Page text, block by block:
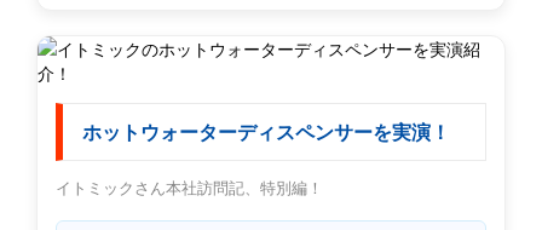
ホットウォーターディスペンサーを実演！
イトミックさん本社訪問記、特別編！